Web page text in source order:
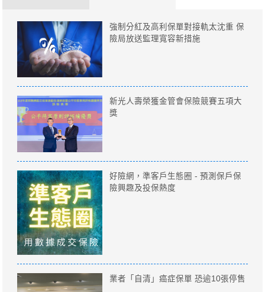
強制分紅及高利保單對接軌太沈重 保
險局放送監理寬容新措施
新光人壽榮獲金管會保險競賽五項大
獎
好險網，準客戶生態圈 - 預測保戶保
險興趣及投保熱度
業者「自清」癌症保單 恐逾10張停售